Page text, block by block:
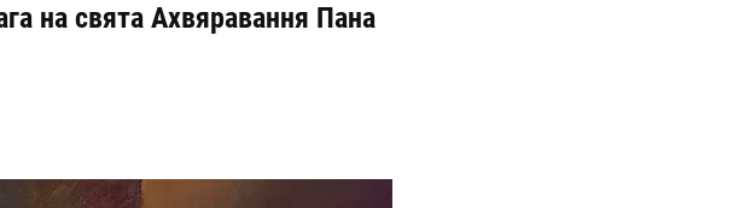
на свята Ахвяравання Пана